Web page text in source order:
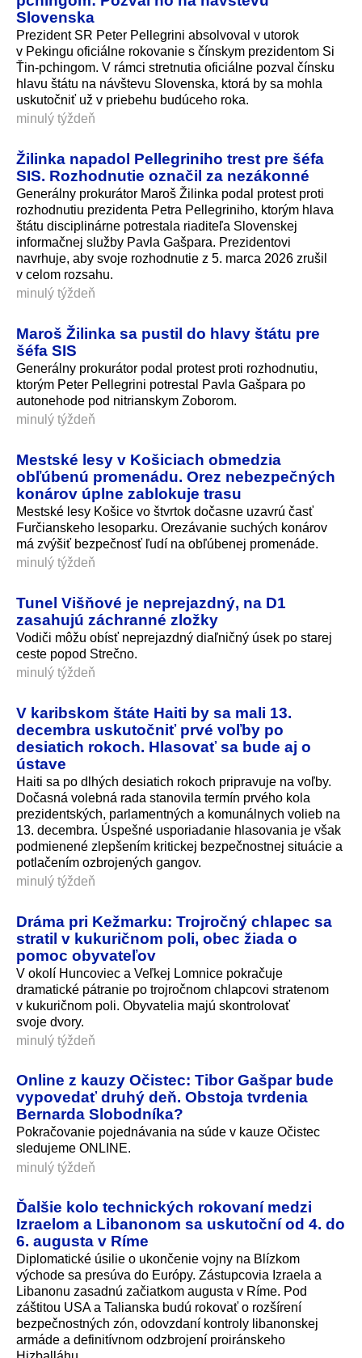
Slovenska
Prezident SR Peter Pellegrini absolvoval v utorok
v Pekingu oficiálne rokovanie s čínskym prezidentom Si
Ťin-pchingom. V rámci stretnutia oficiálne pozval čínsku
hlavu štátu na návštevu Slovenska, ktorá by sa mohla
uskutočniť už v priebehu budúceho roka.
minulý týždeň
Žilinka napadol Pellegriniho trest pre šéfa
SIS. Rozhodnutie označil za nezákonné
Generálny prokurátor Maroš Žilinka podal protest proti
rozhodnutiu prezidenta Petra Pellegriniho, ktorým hlava
štátu disciplinárne potrestala riaditeľa Slovenskej
informačnej služby Pavla Gašpara. Prezidentovi
navrhuje, aby svoje rozhodnutie z 5. marca 2026 zrušil
v celom rozsahu.
minulý týždeň
Maroš Žilinka sa pustil do hlavy štátu pre
šéfa SIS
Generálny prokurátor podal protest proti rozhodnutiu,
ktorým Peter Pellegrini potrestal Pavla Gašpara po
autonehode pod nitrianskym Zoborom.
minulý týždeň
Mestské lesy v Košiciach obmedzia
obľúbenú promenádu. Orez nebezpečných
konárov úplne zablokuje trasu
Mestské lesy Košice vo štvrtok dočasne uzavrú časť
Furčianskeho lesoparku. Orezávanie suchých konárov
má zvýšiť bezpečnosť ľudí na obľúbenej promenáde.
minulý týždeň
Tunel Višňové je neprejazdný, na D1
zasahujú záchranné zložky
Vodiči môžu obísť neprejazdný diaľničný úsek po starej
ceste popod Strečno.
minulý týždeň
V karibskom štáte Haiti by sa mali 13.
decembra uskutočniť prvé voľby po
desiatich rokoch. Hlasovať sa bude aj o
ústave
Haiti sa po dlhých desiatich rokoch pripravuje na voľby.
Dočasná volebná rada stanovila termín prvého kola
prezidentských, parlamentných a komunálnych volieb na
13. decembra. Úspešné usporiadanie hlasovania je však
podmienené zlepšením kritickej bezpečnostnej situácie a
potlačením ozbrojených gangov.
minulý týždeň
Dráma pri Kežmarku: Trojročný chlapec sa
stratil v kukuričnom poli, obec žiada o
pomoc obyvateľov
V okolí Huncoviec a Veľkej Lomnice pokračuje
dramatické pátranie po trojročnom chlapcovi stratenom
v kukuričnom poli. Obyvatelia majú skontrolovať
svoje dvory.
minulý týždeň
Online z kauzy Očistec: Tibor Gašpar bude
vypovedať druhý deň. Obstoja tvrdenia
Bernarda Slobodníka?
Pokračovanie pojednávania na súde v kauze Očistec
sledujeme ONLINE.
minulý týždeň
Ďalšie kolo technických rokovaní medzi
Izraelom a Libanonom sa uskutoční od 4. do
6. augusta v Ríme
Diplomatické úsilie o ukončenie vojny na Blízkom
východe sa presúva do Európy. Zástupcovia Izraela a
Libanonu zasadnú začiatkom augusta v Ríme. Pod
záštitou USA a Talianska budú rokovať o rozšírení
bezpečnostných zón, odovzdaní kontroly libanonskej
armáde a definitívnom odzbrojení proiránskeho